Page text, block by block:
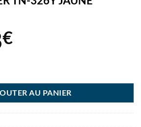
€
AU PANIER